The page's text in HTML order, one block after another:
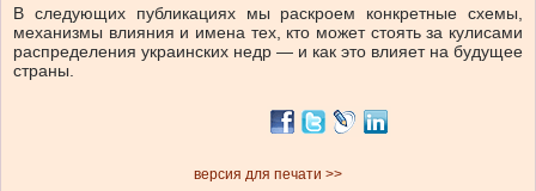
В следующих публикациях мы раскроем конкретные схемы,
механизмы влияния и имена тех, кто может стоять за кулисами
распределения украинских недр — и как это влияет на будущее
страны.
версия для печати >>